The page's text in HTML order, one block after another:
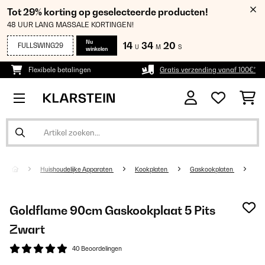
Tot 29% korting op geselecteerde producten!
48 UUR LANG MASSALE KORTINGEN!
FULLSWING29
Nu
winkelen
14 U 34 M 19 S
Flexibele betalingen Gratis verzending vanaf 100€*
Huishoudelijke Apparaten Kookplaten Gaskookplaten
Goldflame 90cm Gaskookplaat 5 Pits
Zwart
40 Beoordelingen